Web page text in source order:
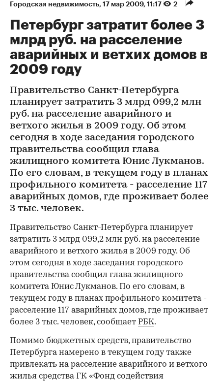
Городская недвижимость⁠, 17 мар 2009, 11:17 2
Петербург затратит более 3
млрд руб. на расселение
аварийных и ветхих домов в
2009 году
Правительство Санкт-Петербурга
планирует затратить 3 млрд 099,2 млн
руб. на расселение аварийного и
ветхого жилья в 2009 году. Об этом
сегодня в ходе заседания городского
правительства сообщил глава
жилищного комитета Юнис Лукманов.
По его словам, в текущем году в планах
профильного комитета - расселение 117
аварийных домов, где проживает более
3 тыс. человек.
Правительство Санкт-Петербурга планирует
затратить 3 млрд 099,2 млн руб. на расселение
аварийного и ветхого жилья в 2009 году. Об
этом сегодня в ходе заседания городского
правительства сообщил глава жилищного
комитета Юнис Лукманов. По его словам, в
текущем году в планах профильного комитета -
расселение 117 аварийных домов, где проживает
более 3 тыс. человек, сообщает РБК.
Помимо бюджетных средств, правительство
Петербурга намерено в текущем году также
привлекать на расселение аварийного и ветхого
жилья средства ГК «Фонд содействия